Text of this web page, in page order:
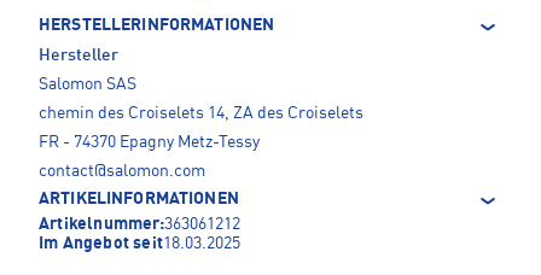
HERSTELLERINFORMATIONEN
Hersteller
Salomon SAS
chemin des Croiselets 14, ZA des Croiselets
FR - 74370 Epagny Metz-Tessy
contact@salomon.com
ARTIKELINFORMATIONEN
Artikelnummer:363061212
Im Angebot seit18.03.2025